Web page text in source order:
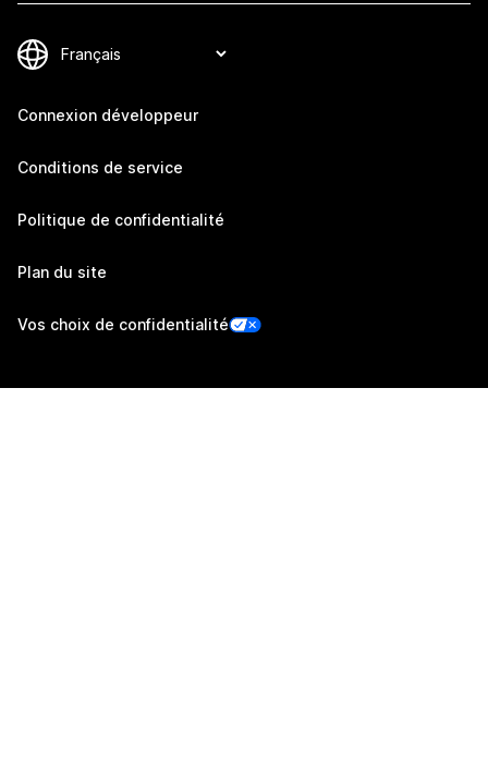
Connexion développeur
Conditions de service
Politique de confidentialité
Plan du site
Vos choix de confidentialité